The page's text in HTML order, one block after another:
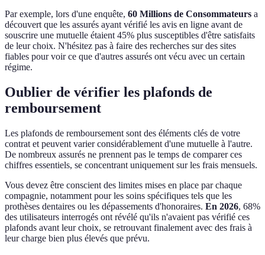
Par exemple, lors d'une enquête, 60 Millions de Consommateurs a
découvert que les assurés ayant vérifié les avis en ligne avant de
souscrire une mutuelle étaient 45% plus susceptibles d'être satisfaits
de leur choix. N'hésitez pas à faire des recherches sur des sites
fiables pour voir ce que d'autres assurés ont vécu avec un certain
régime.
Oublier de vérifier les plafonds de
remboursement
Les plafonds de remboursement sont des éléments clés de votre
contrat et peuvent varier considérablement d'une mutuelle à l'autre.
De nombreux assurés ne prennent pas le temps de comparer ces
chiffres essentiels, se concentrant uniquement sur les frais mensuels.
Vous devez être conscient des limites mises en place par chaque
compagnie, notamment pour les soins spécifiques tels que les
prothèses dentaires ou les dépassements d'honoraires. En 2026, 68%
des utilisateurs interrogés ont révélé qu'ils n'avaient pas vérifié ces
plafonds avant leur choix, se retrouvant finalement avec des frais à
leur charge bien plus élevés que prévu.